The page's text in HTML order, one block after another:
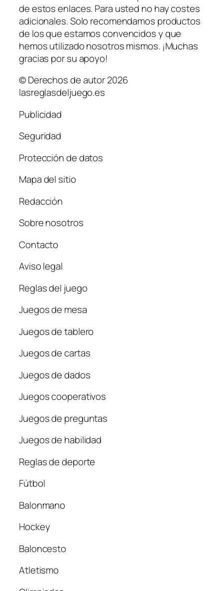
de estos enlaces. Para usted no hay costes
adicionales. Solo recomendamos productos
de los que estamos convencidos y que
hemos utilizado nosotros mismos. ¡Muchas
gracias por su apoyo!
© Derechos de autor 2026
lasreglasdeljuego.es
Publicidad
Seguridad
Protección de datos
Mapa del sitio
Redacción
Sobre nosotros
Contacto
Aviso legal
Reglas del juego
Juegos de mesa
Juegos de tablero
Juegos de cartas
Juegos de dados
Juegos cooperativos
Juegos de preguntas
Juegos de habilidad
Reglas de deporte
Fútbol
Balonmano
Hockey
Baloncesto
Atletismo